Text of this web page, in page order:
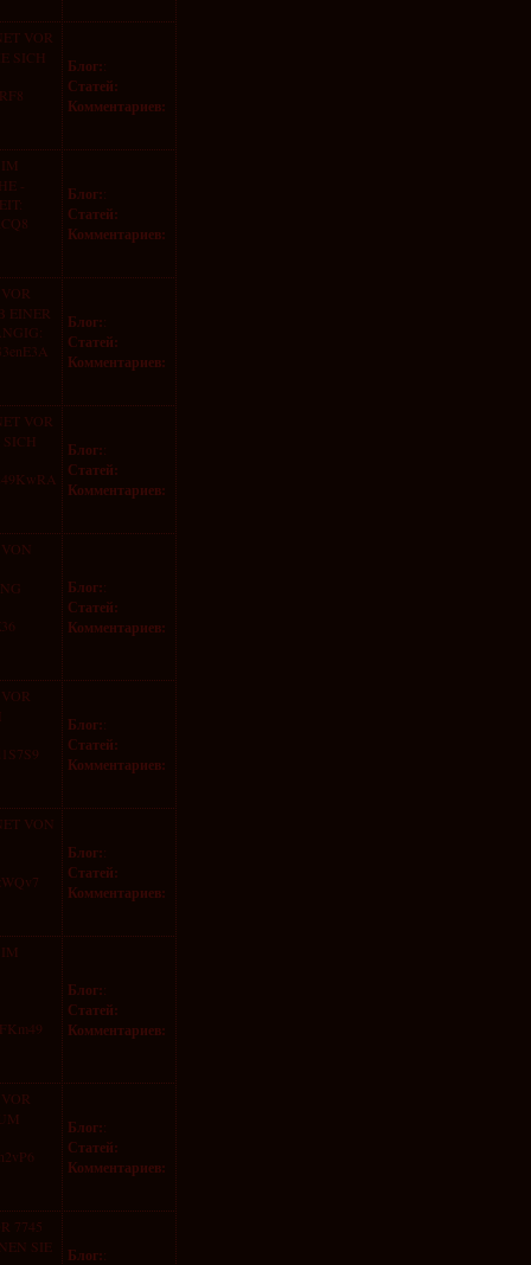
VOR
SICH
Блог::
Статей:
Комментариев:
-
Блог::
Статей:
Комментариев:
EINER
Блог::
Статей:
Комментариев:
VOR
Блог::
Статей:
Комментариев:
Блог::
Статей:
Комментариев:
Блог::
Статей:
Комментариев:
VON
Блог::
Статей:
Комментариев:
Блог::
Статей:
Комментариев:
Блог::
Статей:
Комментариев:
7745
SIE
Блог::